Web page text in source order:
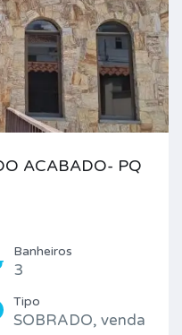
ACABADO- PQ
Banheiros
3
Tipo
SOBRADO, venda